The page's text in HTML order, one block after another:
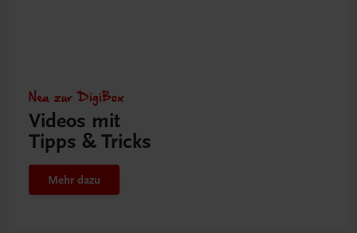
Neu zur DigiBox
Videos mit
Tipps & Tricks
Mehr dazu